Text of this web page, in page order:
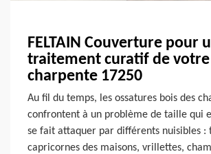
FELTAIN Couverture pour
traitement curatif de votre
charpente 17250
Au fil du temps, les ossatures bois des
confrontent à un problème de taille qui
se fait attaquer par différents nuisibles :
capricornes des maisons, vrillettes,